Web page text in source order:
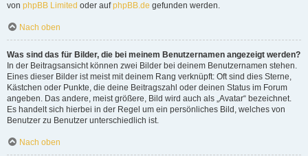
von phpBB Limited oder aufphpBB.de gefunden werden.
Nach oben
Was sind das für Bilder, die bei meinem Benutzernamen angezeigt werden?
In der Beitragsansicht können zwei Bilder bei deinem Benutzernamen stehen.
Eines dieser Bilder ist meist mit deinem Rang verknüpft: Oft sind dies Sterne,
Kästchen oder Punkte, die deine Beitragszahl oder deinen Status im Forum
angeben. Das andere, meist größere, Bild wird auch als „Avatar“ bezeichnet.
Es handelt sich hierbei in der Regel um ein persönliches Bild, welches von
Benutzer zu Benutzer unterschiedlich ist.
Nach oben